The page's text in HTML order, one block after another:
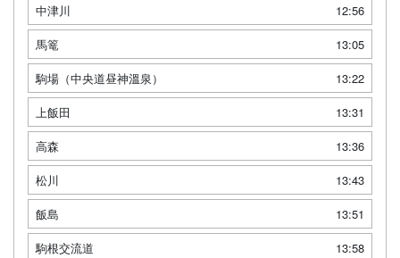
中津川
12:56
馬篭
13:05
駒場（中央道昼神溫泉）
13:22
上飯田
13:31
高森
13:36
松川
13:43
飯島
13:51
駒根交流道
13:58